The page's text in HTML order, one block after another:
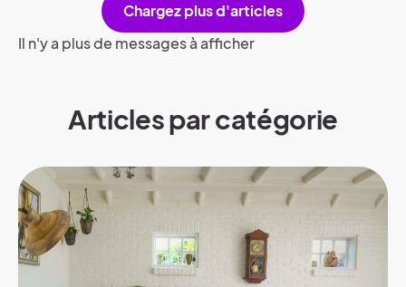
Chargez plus d'articles
Il n'y a plus de messages à afficher
Articles par catégorie